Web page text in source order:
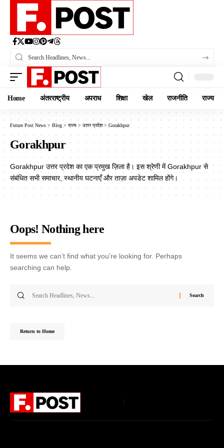
Home अंतरराष्ट्रीय अपराध शिक्षा खेल राजनीति राज्य
Future Post News > Blog > राज्य > उत्तर प्रदेश> Gorakhpur
Gorakhpur
Gorakhpur उत्तर प्रदेश का एक प्रमुख ज़िला है। इस श्रेणी में Gorakhpur से
संबंधित सभी समाचार, स्थानीय घटनाएँ और ताज़ा अपडेट शामिल होंगे।
Oops! Nothing here
It seems we can’t find what you’re looking for. Perhaps
searching can help.
Return to Home